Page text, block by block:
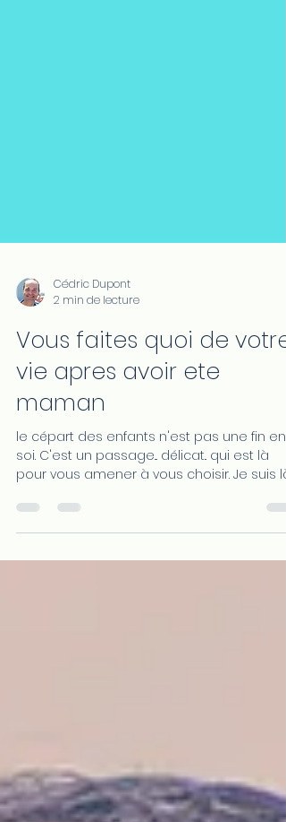
2 min de lecture
Vous faites quoi de votre
vie apres avoir ete
maman
le cépart des enfants n'est pas une fin en
soi. C'est un passage... délicat.. qui est là
pour vous amener à vous choisir. Je suis là
pour vous donner la main à faire ce